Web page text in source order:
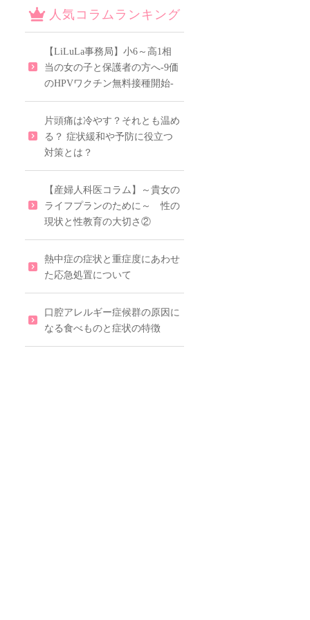
人気コラムランキング
【LiLuLa事務局】小6～高1相
当の女の子と保護者の方へ-9価
のHPVワクチン無料接種開始-
片頭痛は冷やす？それとも温め
る？ 症状緩和や予防に役立つ
対策とは？
【産婦人科医コラム】～貴女の
ライフプランのために～ 性の
現状と性教育の大切さ②
熱中症の症状と重症度にあわせ
た応急処置について
口腔アレルギー症候群の原因に
なる食べものと症状の特徴